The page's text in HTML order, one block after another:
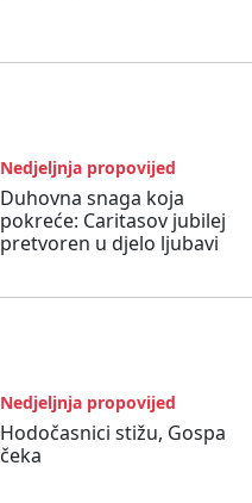
Nedjeljnja propovijed
Duhovna snaga koja
pokreće: Caritasov jubilej
pretvoren u djelo ljubavi
Nedjeljnja propovijed
Hodočasnici stižu, Gospa
čeka